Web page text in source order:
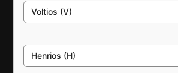
Voltios (V)
Henrios (H)